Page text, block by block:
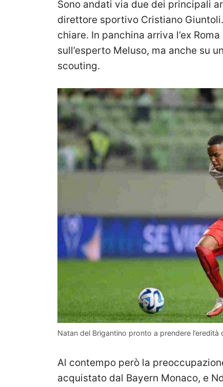
Sono andati via due dei principali
direttore sportivo Cristiano
chiare. In panchina arriva l’ex
sull’esperto Meluso, ma anche su
scouting.
Natan del Brigantino pronto a prendere
Al contempo però la
acquistato dal Bayern Monaco, e